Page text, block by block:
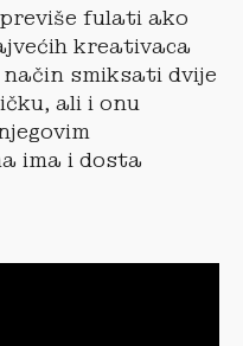
fulati ako
kreativaca
smiksati dvije
ali i onu
ima i dosta